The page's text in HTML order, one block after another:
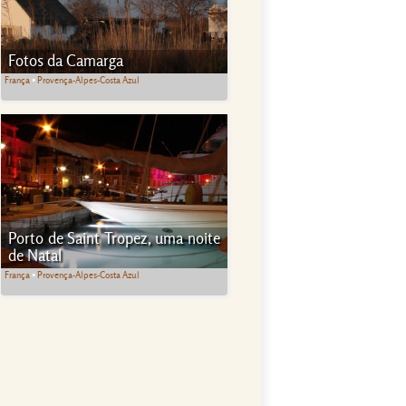
Fotos da Camarga
França • Provença-Alpes-Costa Azul
Porto de Saint Tropez, uma noite
de Natal
França • Provença-Alpes-Costa Azul